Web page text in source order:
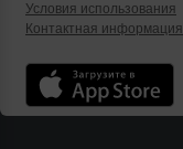
Условия использования
Контактная информация